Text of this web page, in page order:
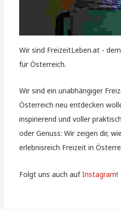
Wir sind FreizeitLeben.at -
für Österreich.
Wir sind ein unabhängiger
Österreich neu entdecken
inspirierend und voller
oder Genuss: Wir zeigen dir,
erlebnisreich Freizeit in
Folgt uns auch aufInstagram!